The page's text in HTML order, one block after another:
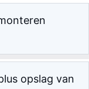
opslag van